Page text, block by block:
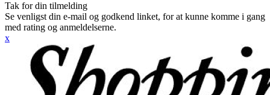
Tak for din tilmelding
Se venligst din e-mail og godkend linket, for at kunne komme i gang
med rating og anmeldelserne.
x